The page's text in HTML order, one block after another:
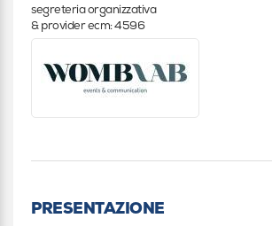
segreteria organizzativa
& provider ecm: 4596
PRESENTAZIONE